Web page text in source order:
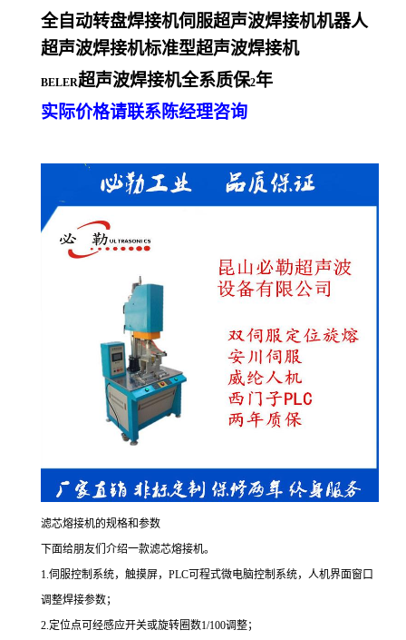
全自动转盘焊接机伺服超声波焊接机机器人
超声波焊接机标准型超声波焊接机
BELER超声波焊接机全系质保2年
实际价格请联系陈经理咨询
滤芯熔接机的规格和参数
下面给朋友们介绍一款滤芯熔接机。
1.伺服控制系统，触摸屏，PLC可程式微电脑控制系统，人机界面窗口
调整焊接参数；
2.定位点可经感应开关或旋转圈数1/100调整；